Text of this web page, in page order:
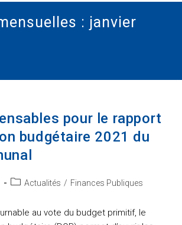
: janvier
pour le rapport
budgétaire 2021 du
PostActualités / Finances Publiques
au vote du budget primitif, le